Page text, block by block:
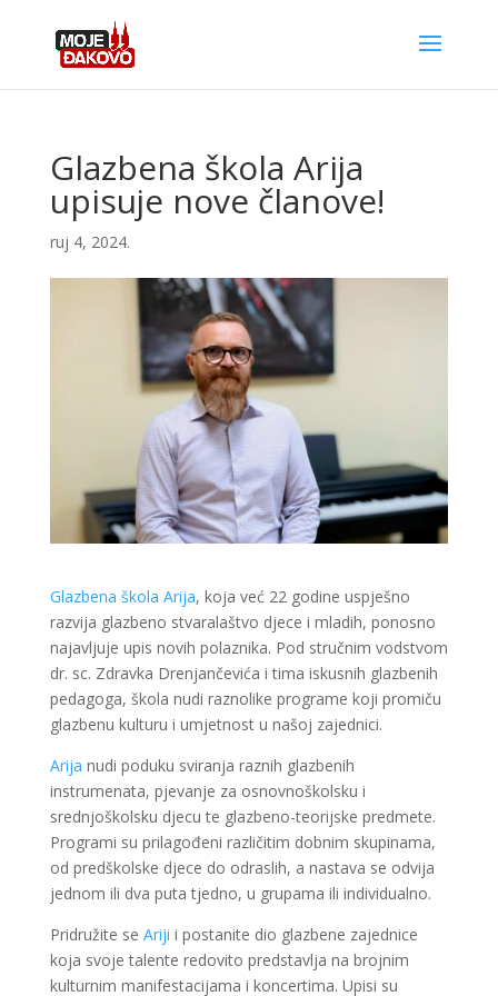
Glazbena škola Arija
upisuje nove članove!
ruj 4, 2024.
Glazbena škola Arija, koja već 22 godine uspješno
razvija glazbeno stvaralaštvo djece i mladih, ponosno
najavljuje upis novih polaznika. Pod stručnim vodstvom
dr. sc. Zdravka Drenjančevića i tima iskusnih glazbenih
pedagoga, škola nudi raznolike programe koji promiču
glazbenu kulturu i umjetnost u našoj zajednici.
Arija nudi poduku sviranja raznih glazbenih
instrumenata, pjevanje za osnovnoškolsku i
srednjoškolsku djecu te glazbeno-teorijske predmete.
Programi su prilagođeni različitim dobnim skupinama,
od predškolske djece do odraslih, a nastava se odvija
jednom ili dva puta tjedno, u grupama ili individualno.
Pridružite se Ariji i postanite dio glazbene zajednice
koja svoje talente redovito predstavlja na brojnim
kulturnim manifestacijama i koncertima. Upisi su